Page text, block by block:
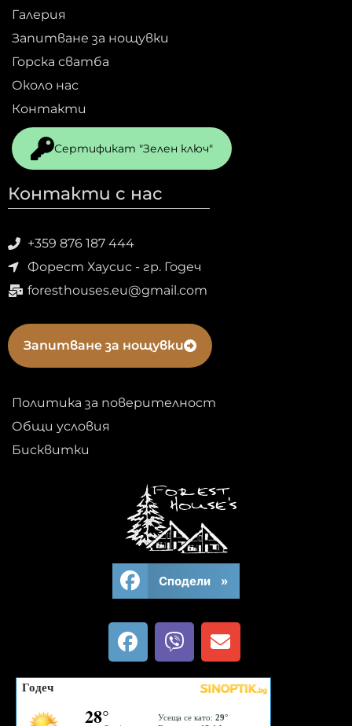
Галерия
Запитване за нощувки
Горска сватба
Около нас
Контакти
Сертификат "Зелен ключ"
Контакти с нас
+359 876 187 444
Форест Хаусис - гр. Годеч
foresthouses.eu@gmail.com
Запитване за нощувки
Политика за поверителност
Общи условия
Бисквитки
Сподели »